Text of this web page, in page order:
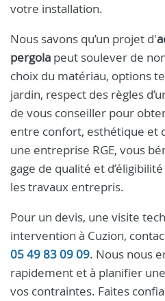
votre installation.
Nous savons qu’un projet d'
pergola peut soulever de
choix du matériau, options
jardin, respect des règles
de vous conseiller pour
entre confort, esthétique et
une entreprise RGE, vous
gage de qualité et
les travaux entrepris.
Pour un devis, une visite
intervention à Cuzion,
05 49 83 09 09. Nous nous
rapidement et à planifier
vos contraintes. Faites